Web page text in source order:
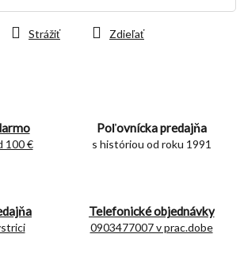
100 €
Poľovnícka predajňa
s históriou od roku 1991
Telefonické objednávky
0903477007 v prac.dobe
Strážiť Zdieľať